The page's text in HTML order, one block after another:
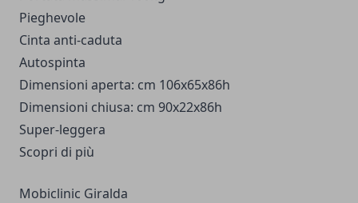
Pieghevole
Cinta anti-caduta
Autospinta
Dimensioni aperta: cm 106x65x86h
Dimensioni chiusa: cm 90x22x86h
Super-leggera
Scopri di più
Mobiclinic Giralda